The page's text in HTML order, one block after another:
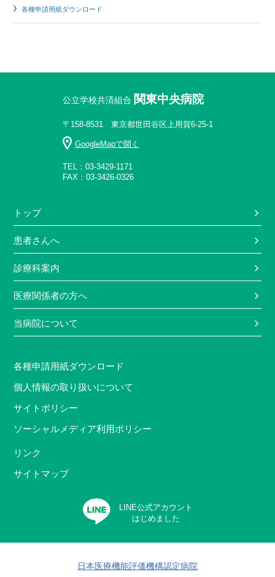
各種申請用紙ダウンロード
公立学校共済組合 関東中央病院
〒158-8531 東京都世田谷区上用賀6-25-1
GoogleMapで開く
TEL：03-3429-1171
FAX：03-3426-0326
トップ
患者さんへ
診療科案内
医療関係者の方へ
当病院について
各種申請用紙ダウンロード
個人情報の取り扱いについて
サイトポリシー
ソーシャルメディア利用ポリシー
リンク
サイトマップ
LINE公式アカウント
はじめました
日本医療機能評価機構認定病院